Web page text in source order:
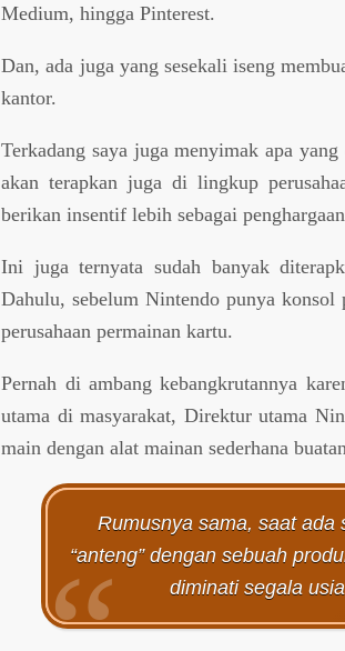
Medium, hingga Pinterest.
Dan, ada juga yang sesekali iseng
kantor.
Terkadang saya juga menyimak apa
akan terapkan juga di lingkup
berikan insentif lebih sebagai
Ini juga ternyata sudah banyak
Dahulu, sebelum Nintendo punya konsol
perusahaan permainan kartu.
Pernah di ambang kebangkrutannya
utama di masyarakat, Direktur utama
main dengan alat mainan sederhana
Rumusnya sama, saat ada
“anteng” dengan sebuah
diminati segala